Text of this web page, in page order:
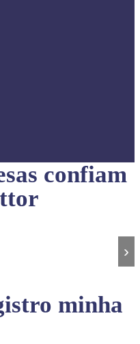
confiam
›
minha